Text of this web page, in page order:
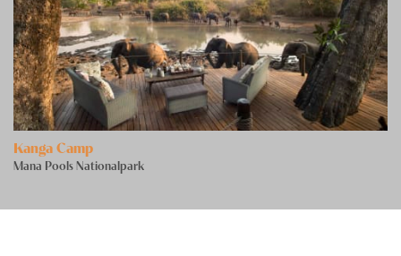
Kanga Camp
Mana Pools Nationalpark